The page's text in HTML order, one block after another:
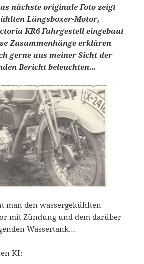
nächste originale Foto zeigt
Längsboxer-Motor,
KR6 Fahrgestell eingebaut
Zusammenhänge erklären
gerne aus meiner Sicht der
Bericht beleuchten…
man den wassergekühlten
mit Zündung und dem darüber
Wassertank…
KI: